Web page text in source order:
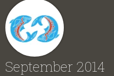
September 2014